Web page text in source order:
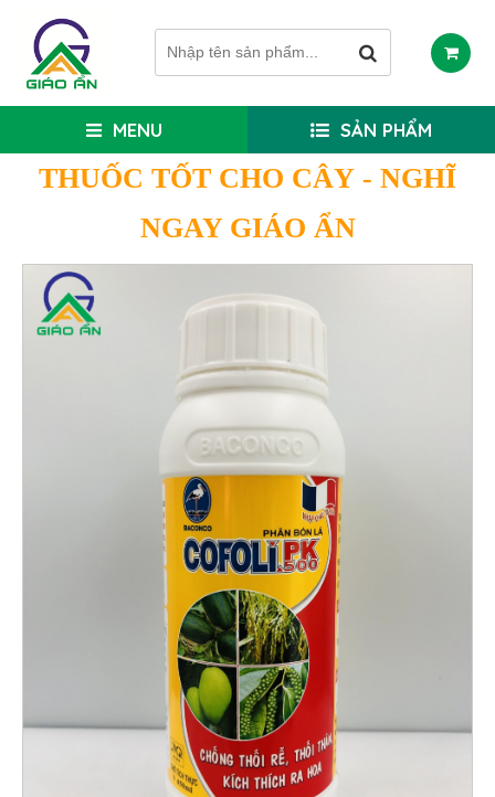
MENU SẢN PHẨM
THUỐC TỐT CHO CÂY - NGHĨ
NGAY GIÁO ẨN